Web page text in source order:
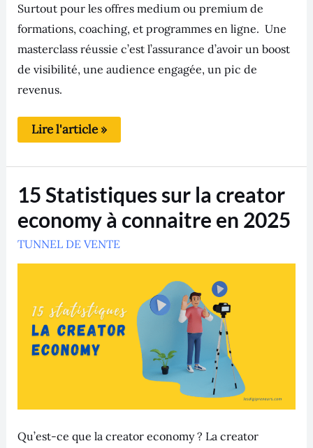
Surtout pour les offres medium ou premium de
formations, coaching, et programmes en ligne. Une
masterclass réussie c’est l’assurance d’avoir un boost
de visibilité, une audience engagée, un pic de
revenus.
Lire l'article »
15 Statistiques sur la creator
economy à connaitre en 2025
TUNNEL DE VENTE
Qu’est-ce que la creator economy ? La creator
15
Statistiques
la
economy